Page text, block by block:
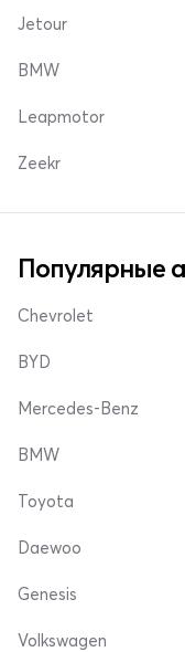
Jetour
BMW
Leapmotor
Zeekr
Популярные
Chevrolet
BYD
Mercedes-Benz
BMW
Toyota
Daewoo
Genesis
Volkswagen